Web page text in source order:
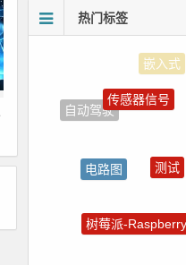
热门标签
自动驾驶